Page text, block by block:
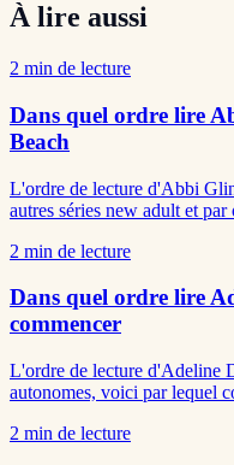
À lire aussi
2 min de lecture
Dans quel ordre lire
Beach
L'ordre de lecture d'Abbi
autres séries new adult et par
2 min de lecture
Dans quel ordre lire
commencer
L'ordre de lecture d'Adeline
autonomes, voici par lequel
2 min de lecture